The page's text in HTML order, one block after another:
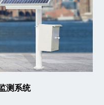
测系统